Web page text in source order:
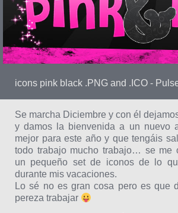
icons pink black .PNG and .ICO -
Se marcha Diciembre y con él
y damos la bienvenida a un nuevo
mejor para este año y que tengáis
todo trabajo mucho trabajo… se me
un pequeño set de iconos de lo
durante mis vacaciones.
Lo sé no es gran cosa pero es que
pereza trabajar